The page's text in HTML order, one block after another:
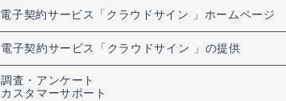
電子契約サービス「クラウドサイン 」ホームページ
電子契約サービス「クラウドサイン 」の提供
調査・アンケート
カスタマーサポート